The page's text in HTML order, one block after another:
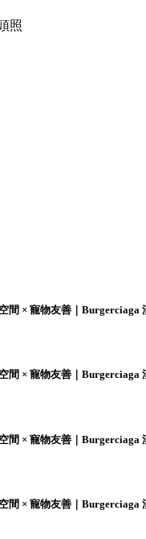
照
間 × 寵物友善｜Burgerciaga
間 × 寵物友善｜Burgerciaga
間 × 寵物友善｜Burgerciaga
間 × 寵物友善｜Burgerciaga